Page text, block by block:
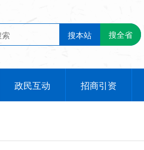
搜本站 搜全省
政民互动 招商引资